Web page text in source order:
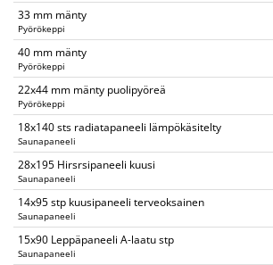
33 mm mänty
Pyörökeppi
40 mm mänty
Pyörökeppi
22x44 mm mänty puolipyöreä
Pyörökeppi
18x140 sts radiatapaneeli lämpökäsitelty
Saunapaneeli
28x195 Hirsrsipaneeli kuusi
Saunapaneeli
14x95 stp kuusipaneeli terveoksainen
Saunapaneeli
15x90 Leppäpaneeli A-laatu stp
Saunapaneeli